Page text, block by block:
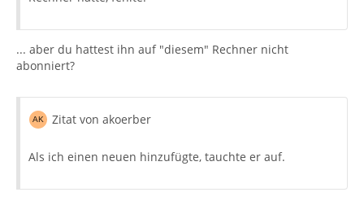
... aber du hattest ihn auf "diesem" Rechner nicht
abonniert?
Zitat von akoerber
Als ich einen neuen hinzufügte, tauchte er auf.